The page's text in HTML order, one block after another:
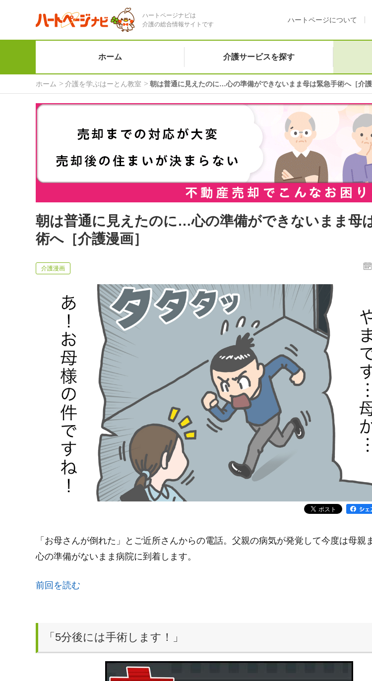
ハートページナビは
介護の総合情報サイトです
ハートページについて
ホーム 介護サービスを探す
ホーム 介護を学ぶはーとん教室 朝は普通に見えたのに…心の準備ができないまま母は緊急手術へ［介護
朝は普通に見えたのに…心の準備ができないまま母
術へ［介護漫画］
介護漫画
「お母さんが倒れた」とご近所さんからの電話。父親の病気が発覚して今度は母
心の準備がないまま病院に到着します。
前回を読む
「5分後には手術します！」